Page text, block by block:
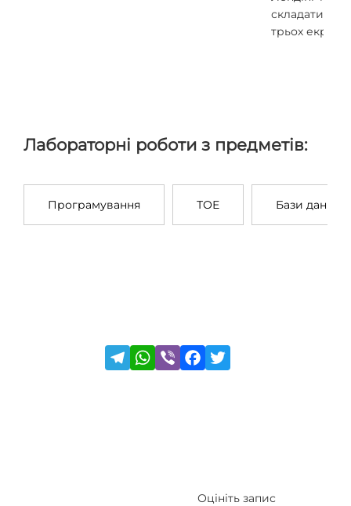
складатис з
трьох
Лабораторні роботи з предметів:
Програмування ТОЕ Бази даних
Оцініть запис